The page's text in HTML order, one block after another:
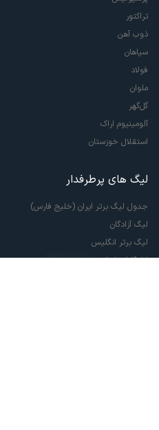
تراکتور
ذوب آهن
سپاهان
فولاد
ملوان
گل‌گهر
آلومینیوم اراک
استقلال خوزستان
لیگ های پرطرفدار
جدول لیگ برتر ایران (خلیج فارس)
لیگ آزادگان
لیگ برتر انگلیس
لالیگا اسپانیا